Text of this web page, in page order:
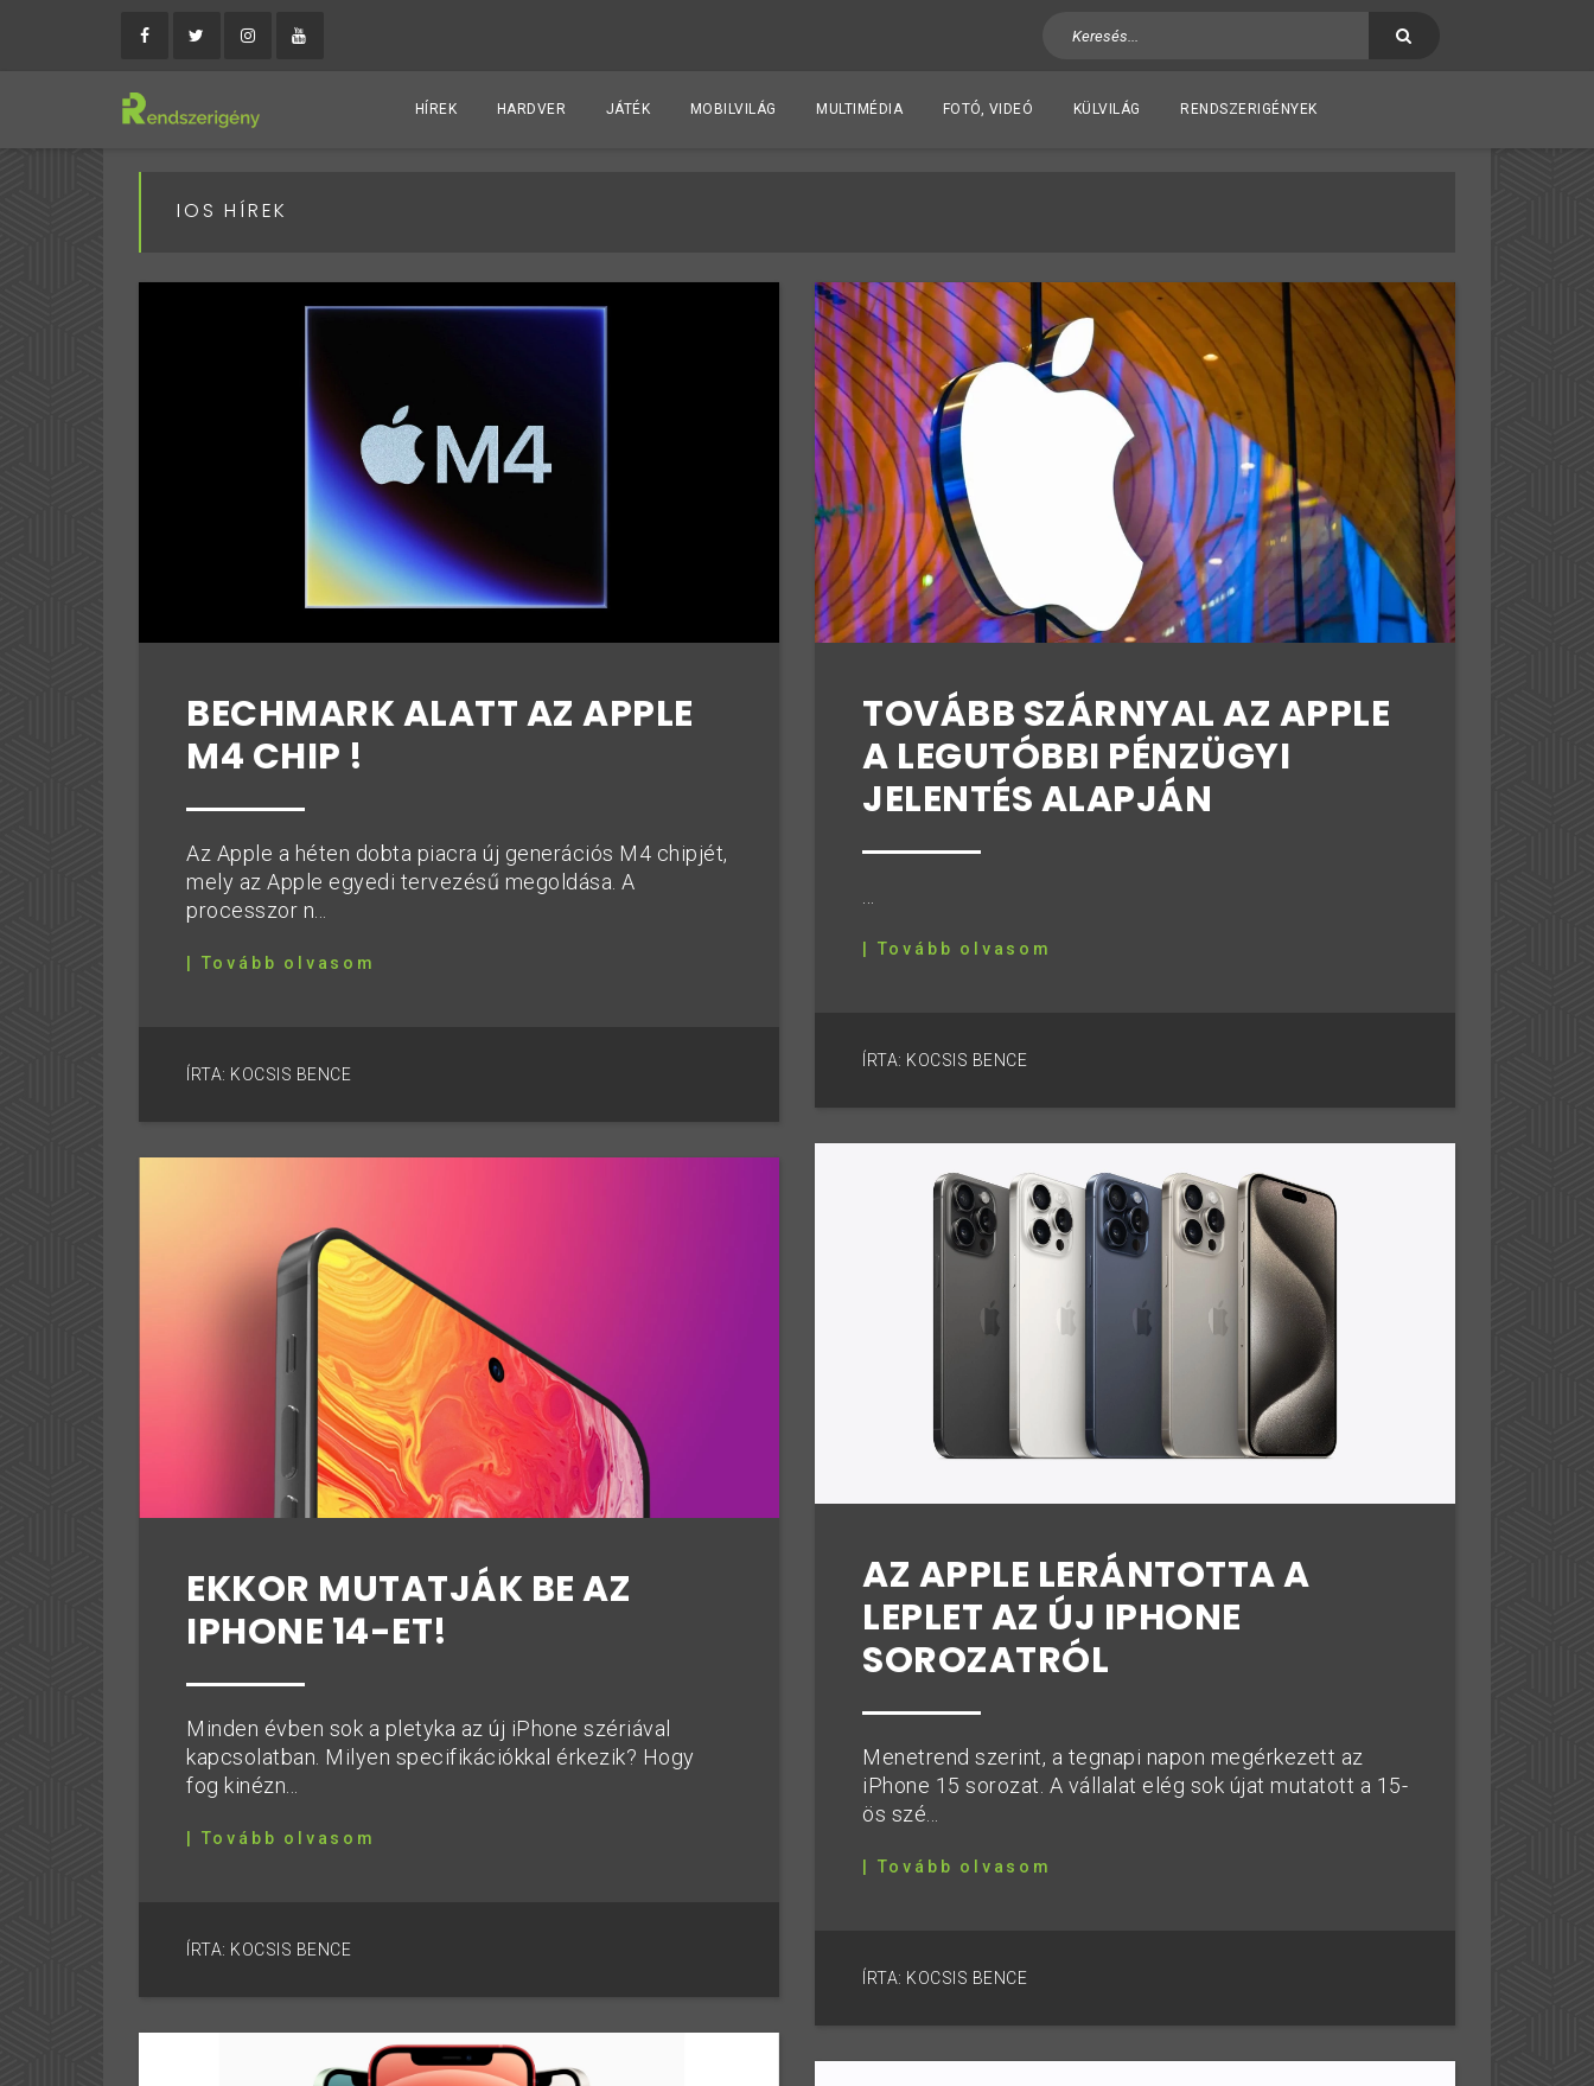
HÍREK HARDVER JÁTÉK MOBILVILÁG MULTIMÉDIA FOTÓ, VIDEÓ KÜLVILÁG RENDSZERIGÉNYEK
IOS HÍREK
BECHMARK ALATT AZ APPLE
M4 CHIP !
Az Apple a héten dobta piacra új generációs M4 chipjét,
mely az Apple egyedi tervezésű megoldása. A
processzor n...
| Tovább olvasom
ÍRTA: KOCSIS BENCE
EKKOR MUTATJÁK BE AZ
IPHONE 14-ET!
Minden évben sok a pletyka az új iPhone szériával
kapcsolatban. Milyen specifikációkkal érkezik? Hogy
fog kinézn...
| Tovább olvasom
ÍRTA: KOCSIS BENCE
TOVÁBB SZÁRNYAL AZ APPLE
A LEGUTÓBBI PÉNZÜGYI
JELENTÉS ALAPJÁN
| Tovább olvasom
ÍRTA: KOCSIS BENCE
AZ APPLE LERÁNTOTTA A
LEPLET AZ ÚJ IPHONE
SOROZATRÓL
Menetrend szerint, a tegnapi napon megérkezett az
iPhone 15 sorozat. A vállalat elég sok újat mutatott a 15-
ös szé...
| Tovább olvasom
ÍRTA: KOCSIS BENCE